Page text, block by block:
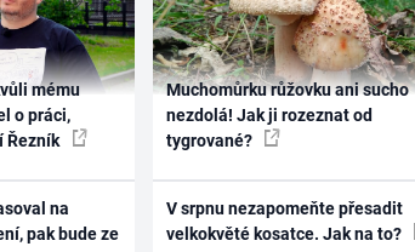
mému
o práci,
Řezník
na
pak bude ze
Muchomůrku růžovku ani sucho
nezdolá! Jak ji rozeznat od
tygrované?
V srpnu nezapomeňte přesadit
velkokvěté kosatce. Jak na to?